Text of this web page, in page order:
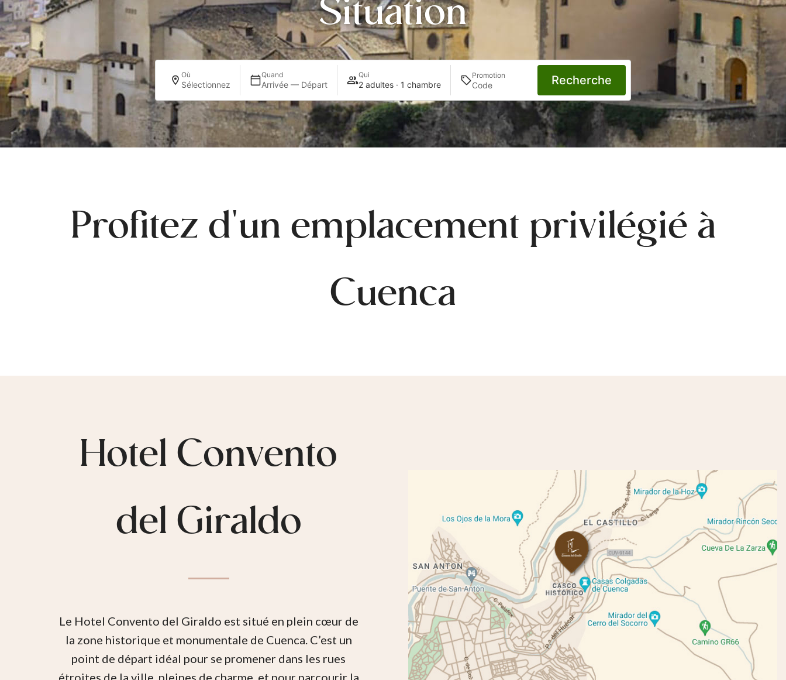
Situation
Où
Sélectionnez
Quand
Arrivée — Départ
Qui
2 adultes · 1 chambre
Promotion Recherche
Profitez d'un emplacement privilégié à
Cuenca
Hotel Convento
del Giraldo
Le Hotel Convento del Giraldo est situé en plein cœur de
la zone historique et monumentale de Cuenca. C’est un
point de départ idéal pour se promener dans les rues
étroites de la ville, pleines de charme, et pour parcourir la